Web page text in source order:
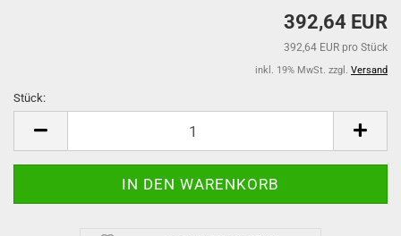
392,64 EUR
392,64 EUR pro Stück
inkl. 19% MwSt. zzgl. Versand
Stück: